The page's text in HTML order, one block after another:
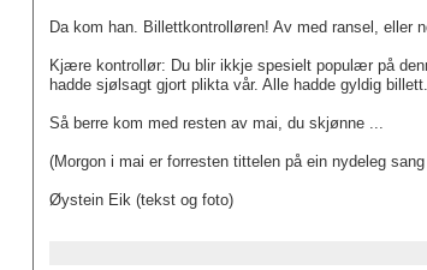
Da kom han. Billettkontrolløren! Av med ransel, eller
Kjære kontrollør: Du blir ikkje spesielt populær på
hadde sjølsagt gjort plikta vår. Alle hadde gyldig
Så berre kom med resten av mai, du skjønne ...
(Morgon i mai er forresten tittelen på ein nydeleg
Øystein Eik (tekst og foto)